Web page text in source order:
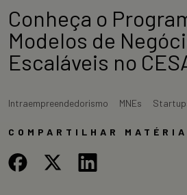
Conheça o
Modelos de
Escaláveis no
Intraempreendedorismo MNEs
COMPARTILHAR MATÉRIA